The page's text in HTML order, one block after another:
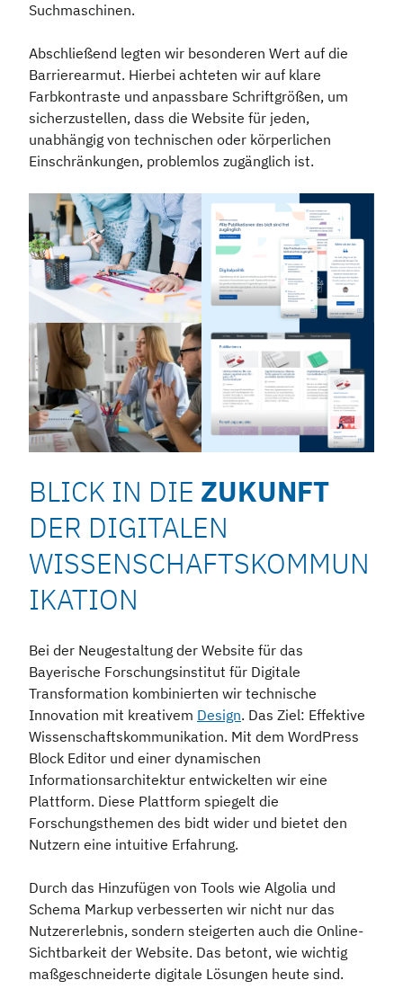
Suchmaschinen.
Abschließend legten wir besonderen Wert auf die
Barrierearmut. Hierbei achteten wir auf klare
Farbkontraste und anpassbare Schriftgrößen, um
sicherzustellen, dass die Website für jeden,
unabhängig von technischen oder körperlichen
Einschränkungen, problemlos zugänglich ist.
BLICK IN DIE ZUKUNFT
DER DIGITALEN
WISSENSCHAFTSKOMMUN
IKATION
Bei der Neugestaltung der Website für das
Bayerische Forschungsinstitut für Digitale
Transformation kombinierten wir technische
Innovation mit kreativem Design. Das Ziel: Effektive
Wissenschaftskommunikation. Mit dem WordPress
Block Editor und einer dynamischen
Informationsarchitektur entwickelten wir eine
Plattform. Diese Plattform spiegelt die
Forschungsthemen des bidt wider und bietet den
Nutzern eine intuitive Erfahrung.
Durch das Hinzufügen von Tools wie Algolia und
Schema Markup verbesserten wir nicht nur das
Nutzererlebnis, sondern steigerten auch die Online-
Sichtbarkeit der Website. Das betont, wie wichtig
maßgeschneiderte digitale Lösungen heute sind.